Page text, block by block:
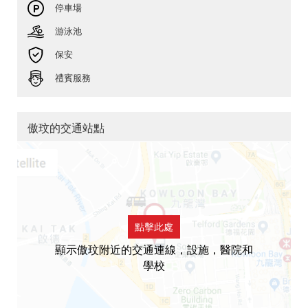
停車場
游泳池
保安
禮賓服務
傲玟的交通站點
點擊此處
顯示傲玟附近的交通連線，設施，醫院和
學校